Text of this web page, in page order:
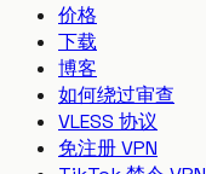
价格
下载
博客
如何绕过审查
VLESS 协议
免注册 VPN